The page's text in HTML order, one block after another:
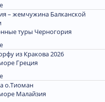
– жемчужина Балканской
туры Черногория
из Кракова 2026
Греция
о.Тиоман
Малайзия